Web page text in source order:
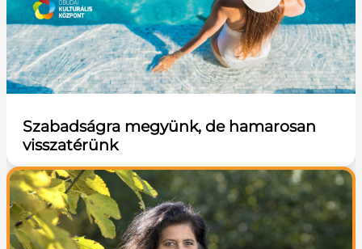
Szabadságra megyünk, de hamarosan
visszatérünk